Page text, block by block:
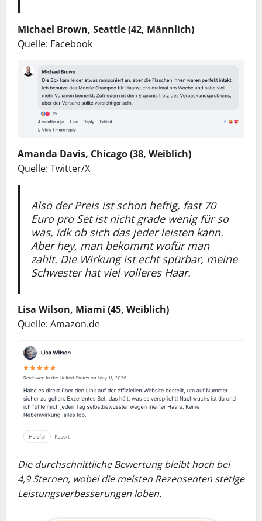
Michael Brown, Seattle (42, Männlich)
Quelle: Facebook
Amanda Davis, Chicago (38, Weiblich)
Quelle: Twitter/X
Also der Preis ist schon heftig, fast 70
Euro pro Set ist nicht grade wenig für so
was, idk ob sich das jeder leisten kann.
Aber hey, man bekommt wofür man
zahlt. Die Wirkung ist echt spürbar, meine
Schwester hat viel volleres Haar.
Lisa Wilson, Miami (45, Weiblich)
Quelle: Amazon.de
Die durchschnittliche Bewertung bleibt hoch bei
4,9 Sternen, wobei die meisten Rezensenten stetige
Leistungsverbesserungen loben.